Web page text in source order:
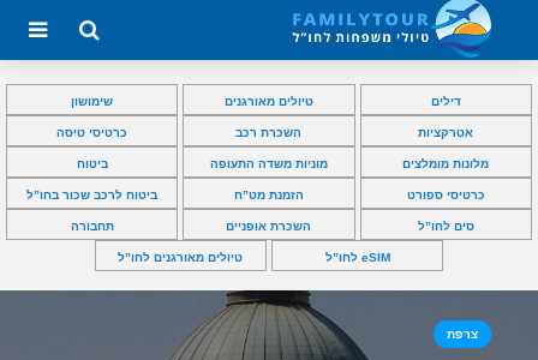
דילים טיולים מאורגנים שימושון
אטרקציות השכרת רכב כרטיסי טיסה
מלונות מומלצים מוניות משדה התעופה ביטוח
כרטיסי ספורט הזמנת מט”ח ביטוח לרכב שכור בחו”ל
סים לחו”ל השכרת אופניים תחבורה
eSIM לחו”ל טיולים מאורגנים לחו”ל
צרפת